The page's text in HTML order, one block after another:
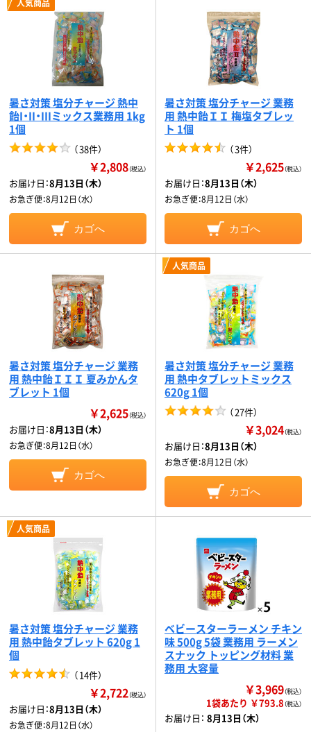
人気商品
暑さ対策 塩分チャージ 熱中
飴I・II・IIIミックス業務用 1kg
1個
（38件）
￥2,808（税込）
お届け日：8月13日（木）
お急ぎ便：8月12日（水）
カゴへ
暑さ対策 塩分チャージ 業務
用 熱中飴ＩＩ 梅塩タブレッ
ト 1個
（3件）
￥2,625（税込）
お届け日：8月13日（木）
お急ぎ便：8月12日（水）
カゴへ
暑さ対策 塩分チャージ 業務
用 熱中飴ＩＩＩ 夏みかんタ
ブレット 1個
￥2,625（税込）
お届け日：8月13日（木）
お急ぎ便：8月12日（水）
カゴへ
人気商品
暑さ対策 塩分チャージ 業務
用 熱中タブレットミックス
620g 1個
（27件）
￥3,024（税込）
お届け日：8月13日（木）
お急ぎ便：8月12日（水）
カゴへ
人気商品
暑さ対策 塩分チャージ 業務
用 熱中飴タブレット 620g 1
個
（14件）
￥2,722（税込）
お届け日：8月13日（木）
お急ぎ便：8月12日（水）
ベビースターラーメン チキン
味 500g 5袋 業務用 ラーメン
スナック トッピング材料 業
務用 大容量
￥3,969（税込）
1袋あたり ￥793.8（税込）
お届け日： 8月13日（木）